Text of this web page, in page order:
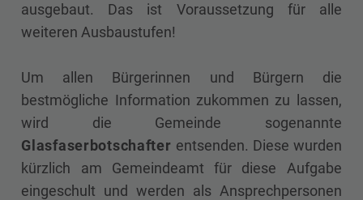
ausgebaut. Das ist Voraussetzung für alle
weiteren Ausbaustufen!
Um allen Bürgerinnen und Bürgern die
bestmögliche Information zukommen zu lassen,
wird die Gemeinde sogenannte
Glasfaserbotschafter entsenden. Diese wurden
kürzlich am Gemeindeamt für diese Aufgabe
eingeschult und werden als Ansprechpersonen